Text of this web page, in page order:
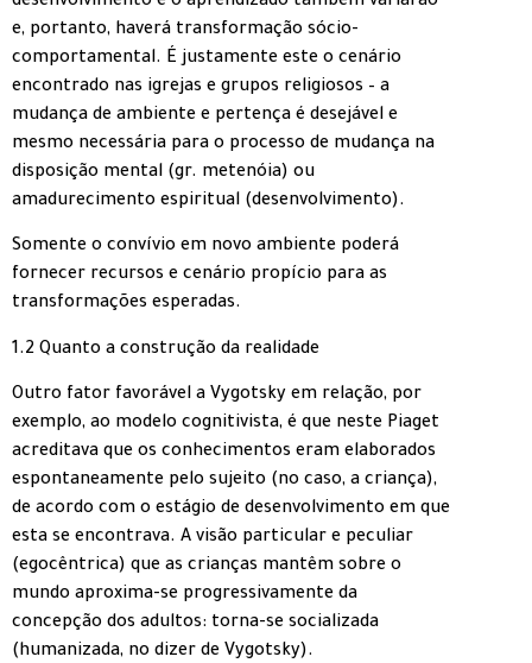
e, portanto, haverá transformação sócio-
comportamental. É justamente este o cenário
encontrado nas igrejas e grupos religiosos – a
mudança de ambiente e pertença é desejável e
mesmo necessária para o processo de mudança na
disposição mental (gr. metenóia) ou
amadurecimento espiritual (desenvolvimento).
Somente o convívio em novo ambiente poderá
fornecer recursos e cenário propício para as
transformações esperadas.
1.2 Quanto a construção da realidade
Outro fator favorável a Vygotsky em relação, por
exemplo, ao modelo cognitivista, é que neste Piaget
acreditava que os conhecimentos eram elaborados
espontaneamente pelo sujeito (no caso, a criança),
de acordo com o estágio de desenvolvimento em que
esta se encontrava. A visão particular e peculiar
(egocêntrica) que as crianças mantêm sobre o
mundo aproxima-se progressivamente da
concepção dos adultos: torna-se socializada
(humanizada, no dizer de Vygotsky).